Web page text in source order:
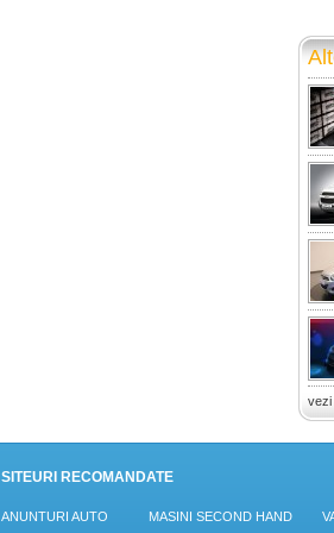
vezi
SITEURI RECOMANDATE
ANUNTURI AUTO MASINI SECOND HAND